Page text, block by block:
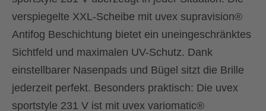
verspiegelte XXL-Scheibe mit uvex supravision®
Antifog Beschichtung bietet ein uneingeschränktes
Sichtfeld und maximalen UV-Schutz. Dank
einstellbarer Nasenpads und Bügel sitzt die Brille
jederzeit perfekt. Besonders praktisch: Die uvex
sportstyle 231 V ist mit uvex variomatic®